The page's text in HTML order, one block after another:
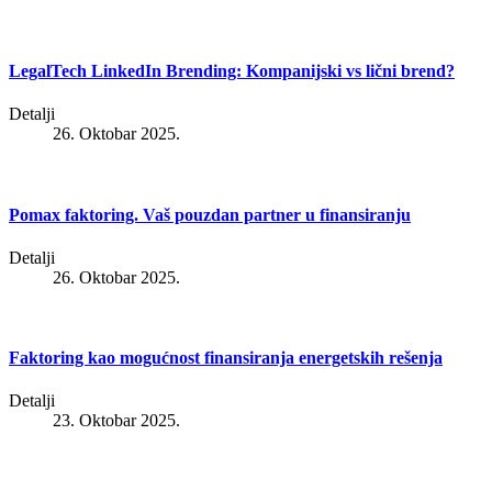
LegalTech LinkedIn Brending: Kompanijski vs lični brend?
Detalji
26. Oktobar 2025.
Pomax faktoring. Vaš pouzdan partner u finansiranju
Detalji
26. Oktobar 2025.
Faktoring kao mogućnost finansiranja energetskih rešenja
Detalji
23. Oktobar 2025.